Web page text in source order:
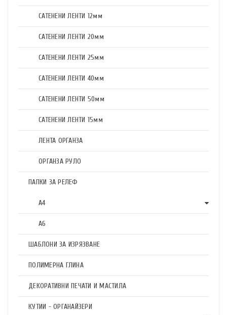
САТЕНЕНИ ЛЕНТИ 12мм
САТЕНЕНИ ЛЕНТИ 20мм
САТЕНЕНИ ЛЕНТИ 25мм
САТЕНЕНИ ЛЕНТИ 40мм
САТЕНЕНИ ЛЕНТИ 50мм
САТЕНЕНИ ЛЕНТИ 15мм
ЛЕНТА ОРГАНЗА
ОРГАНЗА РУЛО
ПАПКИ ЗА РЕЛЕФ
А4
А6
ШАБЛОНИ ЗА ИЗРЯЗВАНЕ
ПОЛИМЕРНА ГЛИНА
ДЕКОРАТИВНИ ПЕЧАТИ И МАСТИЛА
КУТИИ - ОРГАНАЙЗЕРИ